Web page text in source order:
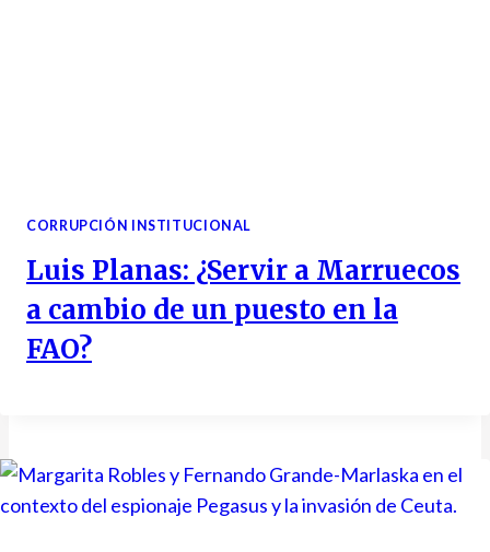
CORRUPCIÓN INSTITUCIONAL
Luis Planas: ¿Servir a Marruecos
a cambio de un puesto en la
FAO?